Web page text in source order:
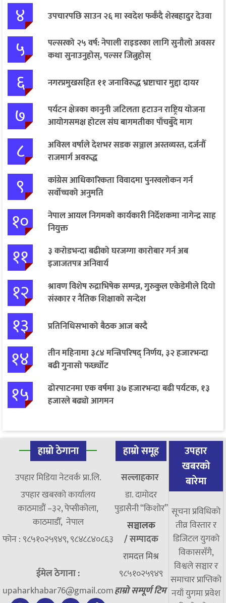
४ उपचारपछि साउन २६ मा स्वदेश फर्कँदै शेरबहादुर देउवा
५
पल्सरको २५ वर्ष: नेपाली राइडरका लागि सुनौलो अवसर
कथा सुनाउनुहोस्, पल्सर जित्नुहोस्
६ नगरप्रमुखसहित ११ जनाविरुद्ध भ्रष्टाचार मुद्दा दायर
७
पर्यटन क्षेत्रका कानुनी जटिलता हटाउन राष्ट्रिय योजना
आयोगसमक्ष होटल संघ बागमतीका पाँचबुँदे माग
८
अविरल वर्षाले देशभर सडक सञ्जाल अस्तव्यस्त, दर्जनौँ
राजमार्ग अवरुद्ध
९
कांग्रेस आधिकारिकता विवादमा पुनरवलोकन गर्न
सर्वोच्चको अनुमति
१०
नेपाल आयल निगमको कार्यकारी निर्देशकमा नागेन्द्र साह
नियुक्त
११
३ करोडभन्दा बढीको घरजग्गा कारोबार गर्न अब
इजाजतपत्र अनिवार्य
१२
श्रावण विशेष रुद्राभिषेक सम्पन्न, गुरुकुल एकेडेमीले दियो
संस्कार र नैतिक शिक्षाको सन्देश
१३ प्रतिनिधिसभाको बैठक आज बस्दै
१४
तीन महिनामा ३८४ मन्त्रिपरिषद् निर्णय, ३२ हजारभन्दा
बढी गुनासो फर्छ्योट
१५
ढोरपाटनमा एक वर्षमा ३७ हजारभन्दा बढी पर्यटक, १३
हजारले बढ्यो आगमन
हाम्रो ठेगाना
उपहार मिडिया नेटवर्क प्रा.लि.
उपहार खबरको कार्यालय
काठमाडौं –३२, पेप्सीकोला,
काठमाडौँ, नेपाल
फोन : ९८५१०२५९४९, ९८४८८४०८६३
ईमेल ठेगाना :
upaharkhabar76@gmail.com
हाम्रो समूह
सल्लाहकार
डा. दामाेदर
पुडासैनी “किशाेर”
सञ्चालक
/सम्पादक
रामदत्त मिश्र
९८५१०२५९४९
हाम्रो सम्पूर्ण टिम
उपहार
खबरको
बारेमा
सूचना प्रविधिको
तीव्र विस्तार र
डिजिटल युगको
विकाससँगै,
विश्वले सञ्चार र
समाचार प्राप्तिको
नयाँ युगमा प्रवेश